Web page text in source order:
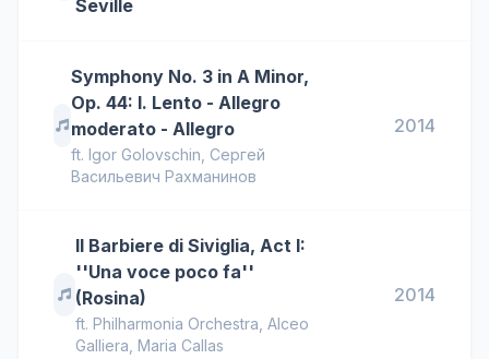
Seville
Symphony No. 3 in A Minor,
Op. 44: I. Lento - Allegro
moderato - Allegro
ft.Igor Golovschin Сергей
Васильевич Рахманинов
2014
Il Barbiere di Siviglia, Act I:
''Una voce poco fa''
(Rosina)
ft. Philharmonia Orchestra Alceo
Galliera Maria Callas
2014